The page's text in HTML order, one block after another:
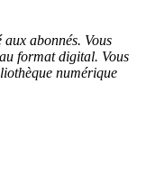
abonnés. Vous
au format digital. Vous
numérique